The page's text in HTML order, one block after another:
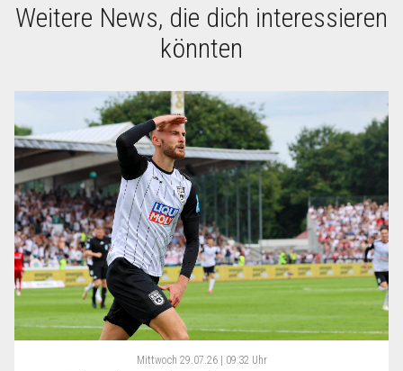
Weitere News, die dich interessieren
könnten
Mittwoch 29.07.26 | 09:32 Uhr